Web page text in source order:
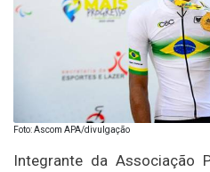
Foto: Ascom APA/divulgação
Integrante da Associação